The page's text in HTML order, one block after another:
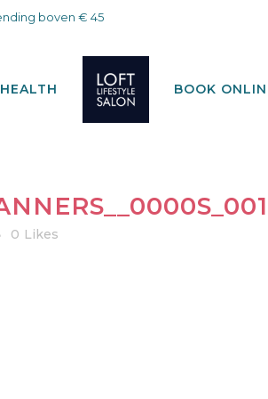
boven € 45
BOOK
0 Likes